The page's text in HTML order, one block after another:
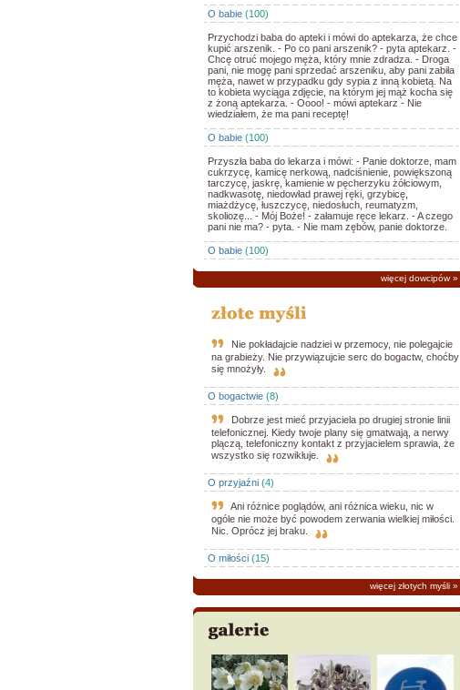
O babie(100)
Przychodzi baba do apteki i mówi do aptekarza, że chce
kupić arszenik. - Po co pani arszenik? - pyta aptekarz. -
Chcę otruć mojego męża, który mnie zdradza. - Droga
pani, nie mogę pani sprzedać arszeniku, aby pani zabiła
męża, nawet w przypadku gdy sypia z inną kobietą. Na
to kobieta wyciąga zdjęcie, na którym jej mąż kocha się
z żoną aptekarza. - Oooo! - mówi aptekarz - Nie
wiedziałem, że ma pani receptę!
O babie(100)
Przyszła baba do lekarza i mówi: - Panie doktorze, mam
cukrzycę, kamicę nerkową, nadciśnienie, powiększoną
tarczycę, jaskrę, kamienie w pęcherzyku żółciowym,
nadkwasotę, niedowład prawej ręki, grzybicę,
miażdżycę, łuszczycę, niedosłuch, reumatyzm,
skoliozę... - Mój Boże! - załamuje ręce lekarz. - A czego
pani nie ma? - pyta. - Nie mam zębów, panie doktorze.
O babie(100)
więcej dowcipów»
Nie pokładajcie nadziei w przemocy, nie polegajcie
na grabieży. Nie przywiązujcie serc do bogactw, choćby
się mnożyły.
O bogactwie(8)
Dobrze jest mieć przyjaciela po drugiej stronie linii
telefonicznej. Kiedy twoje plany się gmatwają, a nerwy
plączą, telefoniczny kontakt z przyjacielem sprawia, że
wszystko się rozwikłuje.
O przyjaźni(4)
Ani różnice poglądów, ani różnica wieku, nic w
ogóle nie może być powodem zerwania wielkiej miłości.
Nic. Oprócz jej braku.
O miłości(15)
więcej złotych myśli»